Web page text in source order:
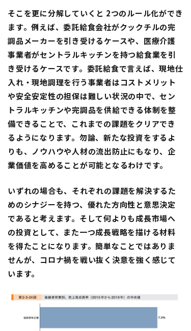
そこを更に分解していくと 2つのルール化ができ
ます。例えば、委託給食会社がクックチルの完
調品メーカーを引き受けるケースや、医療介護
事業者がセントラルキッチンを持つ給食業を引
き受けるケースです。委託給食で言えば、現地仕
入れ・現地調理を行う事業者はコストメリット
や安全安定性の担保は難しい状況の中で、セン
トラルキッチンや完調品を供給できる体制を整
備できることで、これまでの課題をクリアでき
るようになります。勿論、新たな投資をするよ
りも、ノウハウや人材の流出防止にもなり、企
業価値を高めることが可能となるわけです。
いずれの場合も、それぞれの課題を解決するた
めのシナジーを持つ、優れた方向性と意思決定
であると考えます。そして何よりも成長市場へ
の投資として、また一つ成長戦略を描ける材料
を得たことになります。簡単なことではありま
せんが、コロナ禍を戦い抜く決意を強く感じて
います。